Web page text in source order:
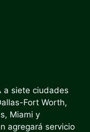
a siete ciudades
Fort Worth,
Miami y
agregará servicio